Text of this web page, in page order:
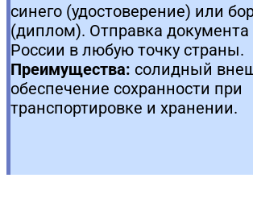
синего (удостоверение) или
(диплом). Отправка документа
России в любую точку страны.
Преимущества: солидный
обеспечение сохранности при
транспортировке и хранении.